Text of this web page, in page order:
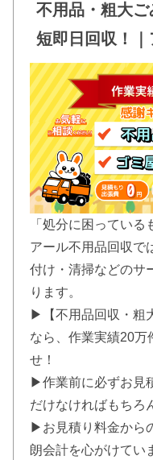
不用品・粗大
短即日回収！
「処分に困っている
アール不用品回収で
付け・清掃などのサ
ります。
▶【不用品回収・粗
なら、作業実績20万
せ！
▶作業前に必ずお見
だけなければもちろ
▶お見積り料金から
朗会計を心がけてい